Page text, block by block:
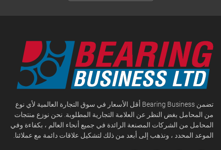
تضمن Bearing Business أقل الأسعار في سوق التجارة العالمية لأي نوع
من المحامل بغض النظر عن العلامة التجارية المطلوبة. نحن نوزع منتجات
المحامل من الشركات المصنعة الرائدة في جميع أنحاء العالم ، بكفاءة وفي
الموعد المحدد ، ونذهب إلى أبعد من ذلك لتشكيل علاقات دائمة مع عملائنا.